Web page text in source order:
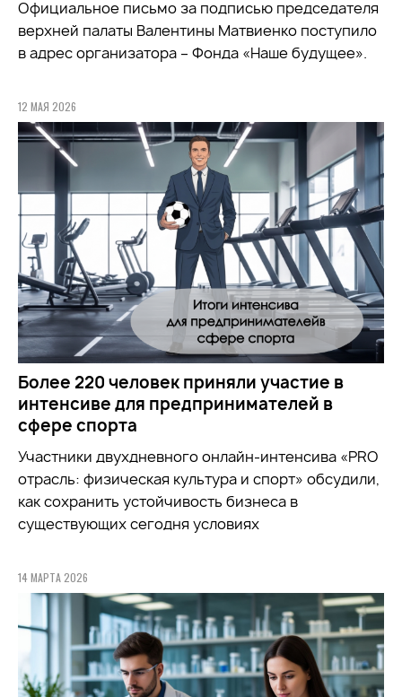
Официальное письмо за подписью председателя
верхней палаты Валентины Матвиенко поступило
в адрес организатора – Фонда «Наше будущее».
12 МАЯ 2026
Более 220 человек приняли участие в
интенсиве для предпринимателей в
сфере спорта
Участники двухдневного онлайн-интенсива «PRO
отрасль: физическая культура и спорт» обсудили,
как сохранить устойчивость бизнеса в
существующих сегодня условиях
14 МАРТА 2026